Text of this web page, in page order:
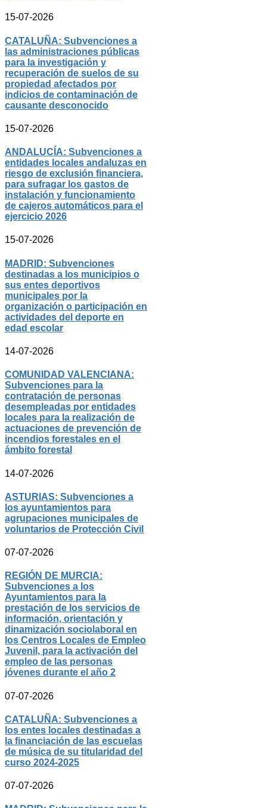
15-07-2026
CATALUÑA: Subvenciones a
las administraciones públicas
para la investigación y
recuperación de suelos de su
propiedad afectados por
indicios de contaminación de
causante desconocido
15-07-2026
ANDALUCÍA: Subvenciones a
entidades locales andaluzas en
riesgo de exclusión financiera,
para sufragar los gastos de
instalación y funcionamiento
de cajeros automáticos para el
ejercicio 2026
15-07-2026
MADRID: Subvenciones
destinadas a los municipios o
sus entes deportivos
municipales por la
organización o participación en
actividades del deporte en
edad escolar
14-07-2026
COMUNIDAD VALENCIANA:
Subvenciones para la
contratación de personas
desempleadas por entidades
locales para la realización de
actuaciones de prevención de
incendios forestales en el
ámbito forestal
14-07-2026
ASTURIAS: Subvenciones a
los ayuntamientos para
agrupaciones municipales de
voluntarios de Protección Civil
07-07-2026
REGIÓN DE MURCIA:
Subvenciones a los
Ayuntamientos para la
prestación de los servicios de
información, orientación y
dinamización sociolaboral en
los Centros Locales de Empleo
Juvenil, para la activación del
empleo de las personas
jóvenes durante el año 2
07-07-2026
CATALUÑA: Subvenciones a
los entes locales destinadas a
la financiación de las escuelas
de música de su titularidad del
curso 2024-2025
07-07-2026